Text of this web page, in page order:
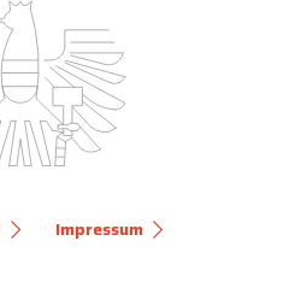
Impressum